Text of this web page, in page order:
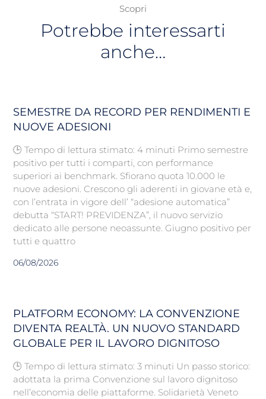
Scopri
Potrebbe interessarti
anche…
SEMESTRE DA RECORD PER RENDIMENTI E
NUOVE ADESIONI
🕒 Tempo di lettura stimato: 4 minuti Primo semestre
positivo per tutti i comparti, con performance
superiori ai benchmark. Sfiorano quota 10.000 le
nuove adesioni. Crescono gli aderenti in giovane età e,
con l’entrata in vigore dell’ “adesione automatica”
debutta “START! PREVIDENZA”, il nuovo servizio
dedicato alle persone neoassunte. Giugno positivo per
tutti e quattro
06/08/2026
PLATFORM ECONOMY: LA CONVENZIONE
DIVENTA REALTÀ. UN NUOVO STANDARD
GLOBALE PER IL LAVORO DIGNITOSO
🕒 Tempo di lettura stimato: 3 minuti Un passo storico:
adottata la prima Convenzione sul lavoro dignitoso
nell’economia delle piattaforme. Solidarietà Veneto